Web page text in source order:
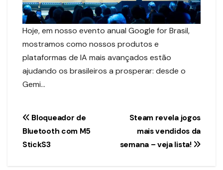
Hoje, em nosso evento anual Google for Brasil,
mostramos como nossos produtos e
plataformas de IA mais avançados estão
ajudando os brasileiros a prosperar: desde o
Gemi…
Navegação
de
Steam revela jogos
mais vendidos da
semana – veja lista!
Bloqueador de
Bluetooth com M5
StickS3